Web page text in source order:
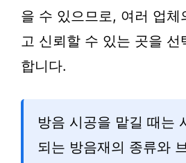
을 수 있으므로, 여러 업체
고 신뢰할 수 있는 곳을 선
합니다.
방음 시공을 맡길 때는
되는 방음재의 종류와